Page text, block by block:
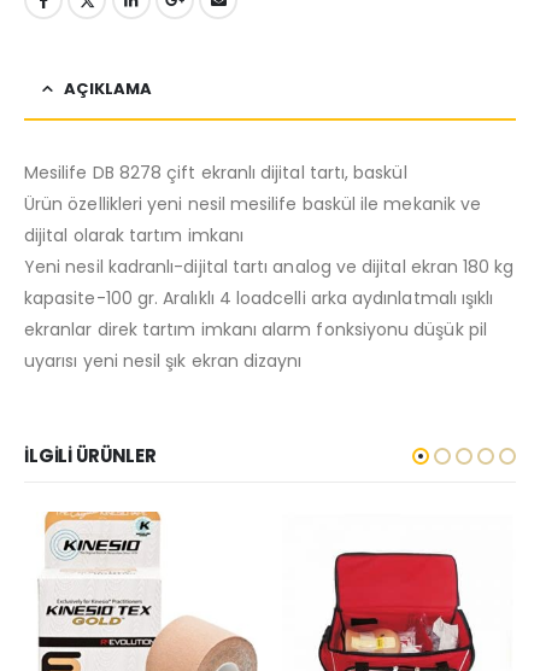
AÇIKLAMA
Mesilife DB 8278 çift ekranlı dijital tartı, baskül
Ürün özellikleri yeni nesil mesilife baskül ile mekanik ve
dijital olarak tartım imkanı
Yeni nesil kadranlı-dijital tartı analog ve dijital ekran 180 kg
kapasite-100 gr. Aralıklı 4 loadcelli arka aydınlatmalı ışıklı
ekranlar direk tartım imkanı alarm fonksiyonu düşük pil
uyarısı yeni nesil şık ekran dizaynı
İLGILI ÜRÜNLER